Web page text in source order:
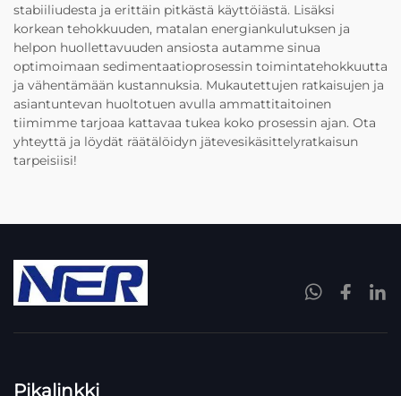
stabiiliudesta ja erittäin pitkästä käyttöiästä. Lisäksi
korkean tehokkuuden, matalan energiankulutuksen ja
helpon huollettavuuden ansiosta autamme sinua
optimoimaan sedimentaatioprosessin toimintatehokkuutta
ja vähentämään kustannuksia. Mukautettujen ratkaisujen ja
asiantuntevan huoltotuen avulla ammattitaitoinen
tiimimme tarjoaa kattavaa tukea koko prosessin ajan. Ota
yhteyttä ja löydät räätälöidyn jätevesikäsittelyratkaisun
tarpeisiisi!
Pikalinkki